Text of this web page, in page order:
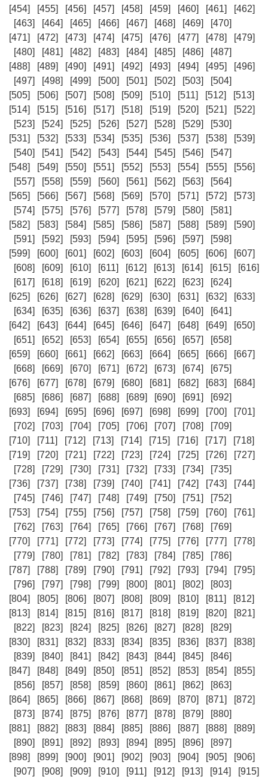
[454]
[455] [456] [457] [458] [459] [460] [461]
[462]
[463]
[464] [465] [466] [467] [468] [469]
[470]
[471]
[472] [473] [474] [475] [476] [477] [478]
[479]
[480]
[481] [482] [483] [484] [485] [486]
[487]
[488]
[489] [490] [491] [492] [493] [494] [495]
[496]
[497]
[498] [499] [500] [501] [502] [503]
[504]
[505]
[506] [507] [508] [509] [510] [511] [512]
[513]
[514]
[515] [516] [517] [518] [519] [520] [521]
[522]
[523]
[524] [525] [526] [527] [528] [529]
[530]
[531]
[532] [533] [534] [535] [536] [537] [538]
[539]
[540]
[541] [542] [543] [544] [545] [546]
[547]
[548]
[549] [550] [551] [552] [553] [554] [555]
[556]
[557]
[558] [559] [560] [561] [562] [563]
[564]
[565]
[566] [567] [568] [569] [570] [571] [572]
[573]
[574]
[575] [576] [577] [578] [579] [580]
[581]
[582]
[583] [584] [585] [586] [587] [588] [589]
[590]
[591]
[592] [593] [594] [595] [596] [597]
[598]
[599]
[600] [601] [602] [603] [604] [605] [606]
[607]
[608]
[609] [610] [611] [612] [613] [614] [615]
[616]
[617]
[618] [619] [620] [621] [622] [623]
[624]
[625]
[626] [627] [628] [629] [630] [631] [632]
[633]
[634]
[635] [636] [637] [638] [639] [640]
[641]
[642]
[643] [644] [645] [646] [647] [648] [649]
[650]
[651]
[652] [653] [654] [655] [656] [657]
[658]
[659]
[660] [661] [662] [663] [664] [665] [666]
[667]
[668]
[669] [670] [671] [672] [673] [674]
[675]
[676]
[677] [678] [679] [680] [681] [682] [683]
[684]
[685]
[686] [687] [688] [689] [690] [691]
[692]
[693]
[694] [695] [696] [697] [698] [699] [700]
[701]
[702]
[703] [704] [705] [706] [707] [708]
[709]
[710]
[711] [712] [713] [714] [715] [716] [717]
[718]
[719]
[720] [721] [722] [723] [724] [725] [726]
[727]
[728]
[729] [730] [731] [732] [733] [734]
[735]
[736]
[737] [738] [739] [740] [741] [742] [743]
[744]
[745]
[746] [747] [748] [749] [750] [751]
[752]
[753]
[754] [755] [756] [757] [758] [759] [760]
[761]
[762]
[763] [764] [765] [766] [767] [768]
[769]
[770]
[771] [772] [773] [774] [775] [776] [777]
[778]
[779]
[780] [781] [782] [783] [784] [785]
[786]
[787]
[788] [789] [790] [791] [792] [793] [794]
[795]
[796]
[797] [798] [799] [800] [801] [802]
[803]
[804]
[805] [806] [807] [808] [809] [810] [811]
[812]
[813]
[814] [815] [816] [817] [818] [819] [820]
[821]
[822]
[823] [824] [825] [826] [827] [828]
[829]
[830]
[831] [832] [833] [834] [835] [836] [837]
[838]
[839]
[840] [841] [842] [843] [844] [845]
[846]
[847]
[848] [849] [850] [851] [852] [853] [854]
[855]
[856]
[857] [858] [859] [860] [861] [862]
[863]
[864]
[865] [866] [867] [868] [869] [870] [871]
[872]
[873]
[874] [875] [876] [877] [878] [879]
[880]
[881]
[882] [883] [884] [885] [886] [887] [888]
[889]
[890]
[891] [892] [893] [894] [895] [896]
[897]
[898]
[899] [900] [901] [902] [903] [904] [905]
[906]
[907]
[908] [909] [910] [911] [912] [913] [914] [915]